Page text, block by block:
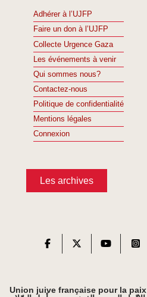
Adhérer à l’UJFP
Faire un don à l’UJFP
Collecte Urgence Gaza
Les événements à venir
Qui sommes nous?
Contactez-nous
Politique de confidentialité
Mentions légales
Connexion
Les archives
Union juive française pour la paix